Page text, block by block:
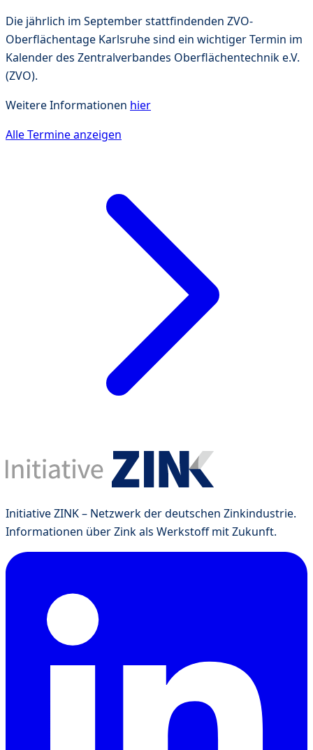
Die jährlich im September stattfindenden ZVO-
Oberflächentage Karlsruhe sind ein wichtiger Termin im
Kalender des Zentralverbandes Oberflächentechnik e.V.
(ZVO).
Weitere Informationen hier
Alle Termine anzeigen
Initiative ZINK – Netzwerk der deutschen Zinkindustrie.
Informationen über Zink als Werkstoff mit Zukunft.